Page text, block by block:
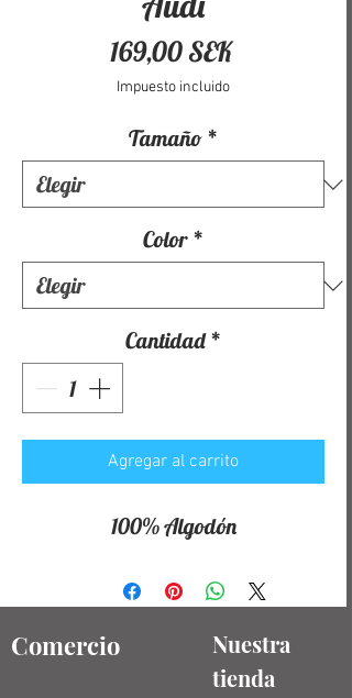
169,00 SEKPrecio
Impuesto incluido
Tamaño *
Color *
Cantidad *
Agregar al carrito
100% Algodón
Comercio
Nuestra
tienda